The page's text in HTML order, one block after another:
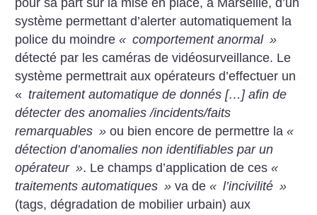
pour sa part sur la mise en place, à Marseille, d’un
système permettant d’alerter automatiquement la
police du moindre« comportement anormal »
détecté par les caméras de vidéosurveillance. Le
système permettrait aux opérateurs d’effectuer un
« traitement automatique de donnés […] afin de
détecter des anomalies /incidents/faits
remarquables » ou bien encore de permettre la«
détection d’anomalies non identifiables par un
opérateur ». Le champs d’application de ces«
traitements automatiques » va de« l’incivilité »
(tags, dégradation de mobilier urbain) aux